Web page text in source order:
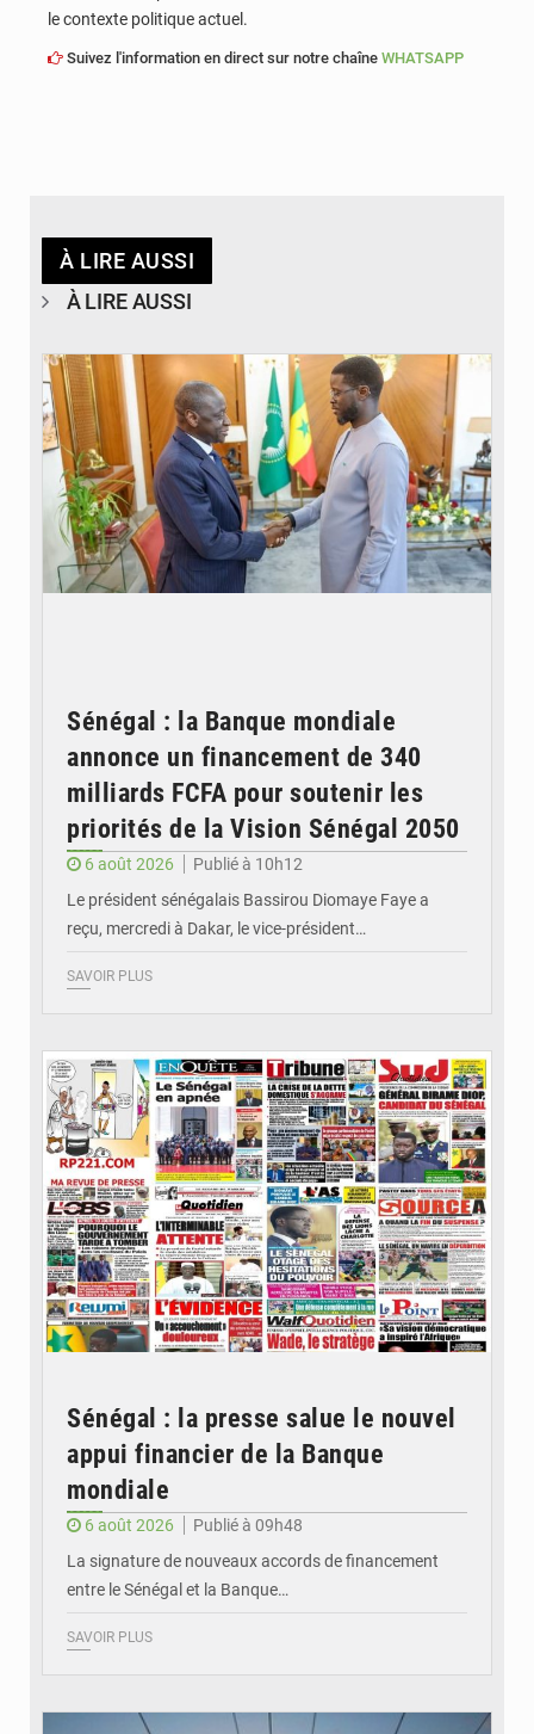
le contexte politique actuel.
Suivez l'information en direct sur notre chaîne WHATSAPP
À LIRE AUSSI
À LIRE AUSSI
Sénégal : la Banque mondiale
annonce un financement de 340
milliards FCFA pour soutenir les
priorités de la Vision Sénégal 2050
6 août 2026
Publié à 10h12
Le président sénégalais Bassirou Diomaye Faye a
reçu, mercredi à Dakar, le vice-président…
SAVOIR PLUS
Sénégal : la presse salue le nouvel
appui financier de la Banque
mondiale
6 août 2026
Publié à 09h48
La signature de nouveaux accords de financement
entre le Sénégal et la Banque…
SAVOIR PLUS